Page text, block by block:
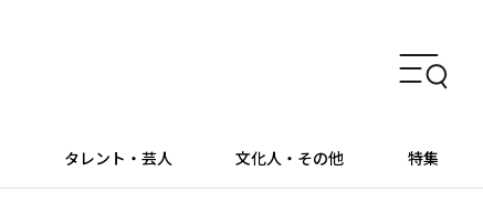
タレント・芸人 文化人・その他 特集